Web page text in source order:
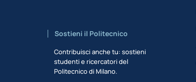
Sostieni il Politecnico
Contribuisci anche tu: sostieni
studenti e ricercatori del
Politecnico di Milano.